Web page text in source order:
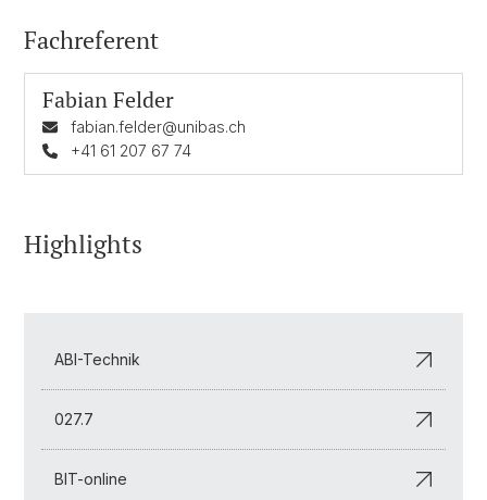
Fachreferent
Fabian Felder
fabian.felder@unibas.ch
+41 61 207 67 74
Highlights
ABI-Technik
027.7
BIT-online